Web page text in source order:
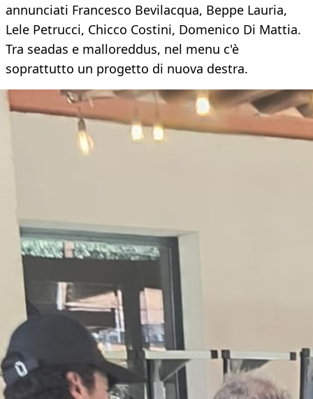
annunciati Francesco Bevilacqua, Beppe Lauria,
Lele Petrucci, Chicco Costini, Domenico Di Mattia.
Tra seadas e malloreddus, nel menu c'è
soprattutto un progetto di nuova destra.